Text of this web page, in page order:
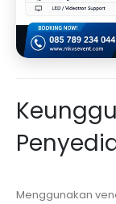
Menggunakan